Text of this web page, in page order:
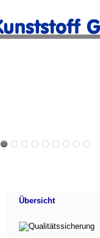
Übersicht